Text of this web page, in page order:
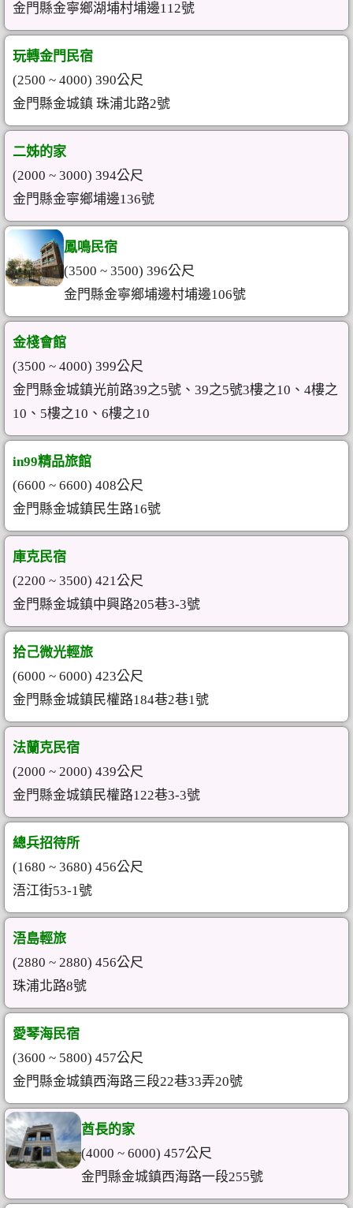
金門縣金寧鄉湖埔村埔邊112號
玩轉金門民宿
(2500 ~ 4000) 390公尺
金門縣金城鎮 珠浦北路2號
二姊的家
(2000 ~ 3000) 394公尺
金門縣金寧鄉埔邊136號
鳳鳴民宿
(3500 ~ 3500) 396公尺
金門縣金寧鄉埔邊村埔邊106號
金棧會館
(3500 ~ 4000) 399公尺
金門縣金城鎮光前路39之5號、39之5號3樓之10、4樓之
10、5樓之10、6樓之10
in99精品旅館
(6600 ~ 6600) 408公尺
金門縣金城鎮民生路16號
庫克民宿
(2200 ~ 3500) 421公尺
金門縣金城鎮中興路205巷3-3號
拾己微光輕旅
(6000 ~ 6000) 423公尺
金門縣金城鎮民權路184巷2巷1號
法蘭克民宿
(2000 ~ 2000) 439公尺
金門縣金城鎮民權路122巷3-3號
總兵招待所
(1680 ~ 3680) 456公尺
浯江街53-1號
浯島輕旅
(2880 ~ 2880) 456公尺
珠浦北路8號
愛琴海民宿
(3600 ~ 5800) 457公尺
金門縣金城鎮西海路三段22巷33弄20號
酋長的家
(4000 ~ 6000) 457公尺
金門縣金城鎮西海路一段255號